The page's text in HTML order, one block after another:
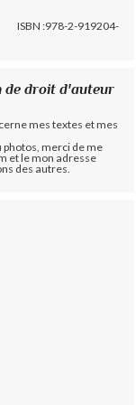
ISBN :978-2-919204-
de droit d'auteur
mes textes et mes
photos, merci de me
et le mon adresse
des autres.